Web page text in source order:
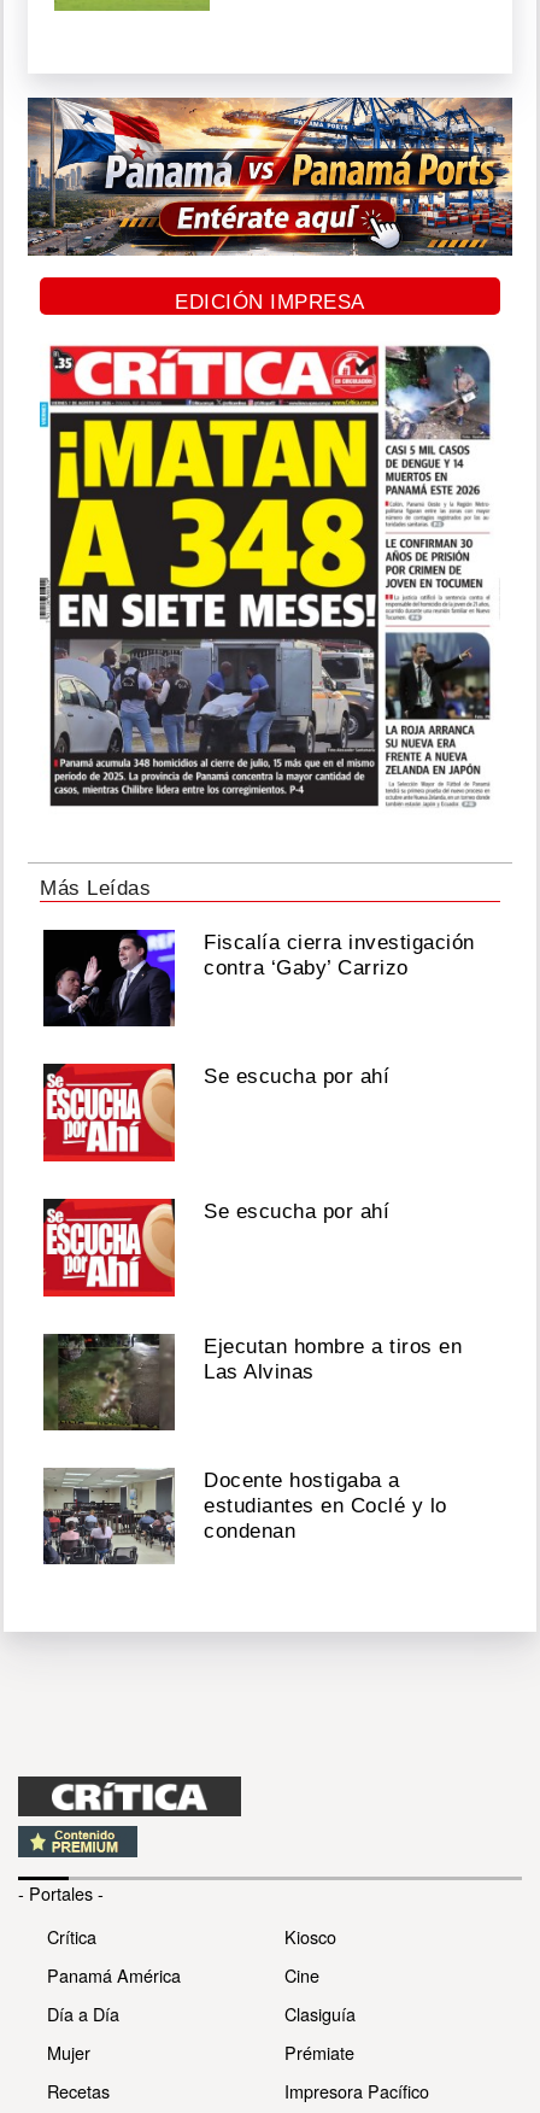
EDICIÓN IMPRESA
Más Leídas
Fiscalía cierra investigación
contra ‘Gaby’ Carrizo
Se escucha por ahí
Se escucha por ahí
Ejecutan hombre a tiros en
Las Alvinas
Docente hostigaba a
estudiantes en Coclé y lo
condenan
- Portales -
Crítica
Panamá América
Día a Día
Mujer
Recetas
Kiosco
Cine
Clasiguía
Prémiate
Impresora Pacífico